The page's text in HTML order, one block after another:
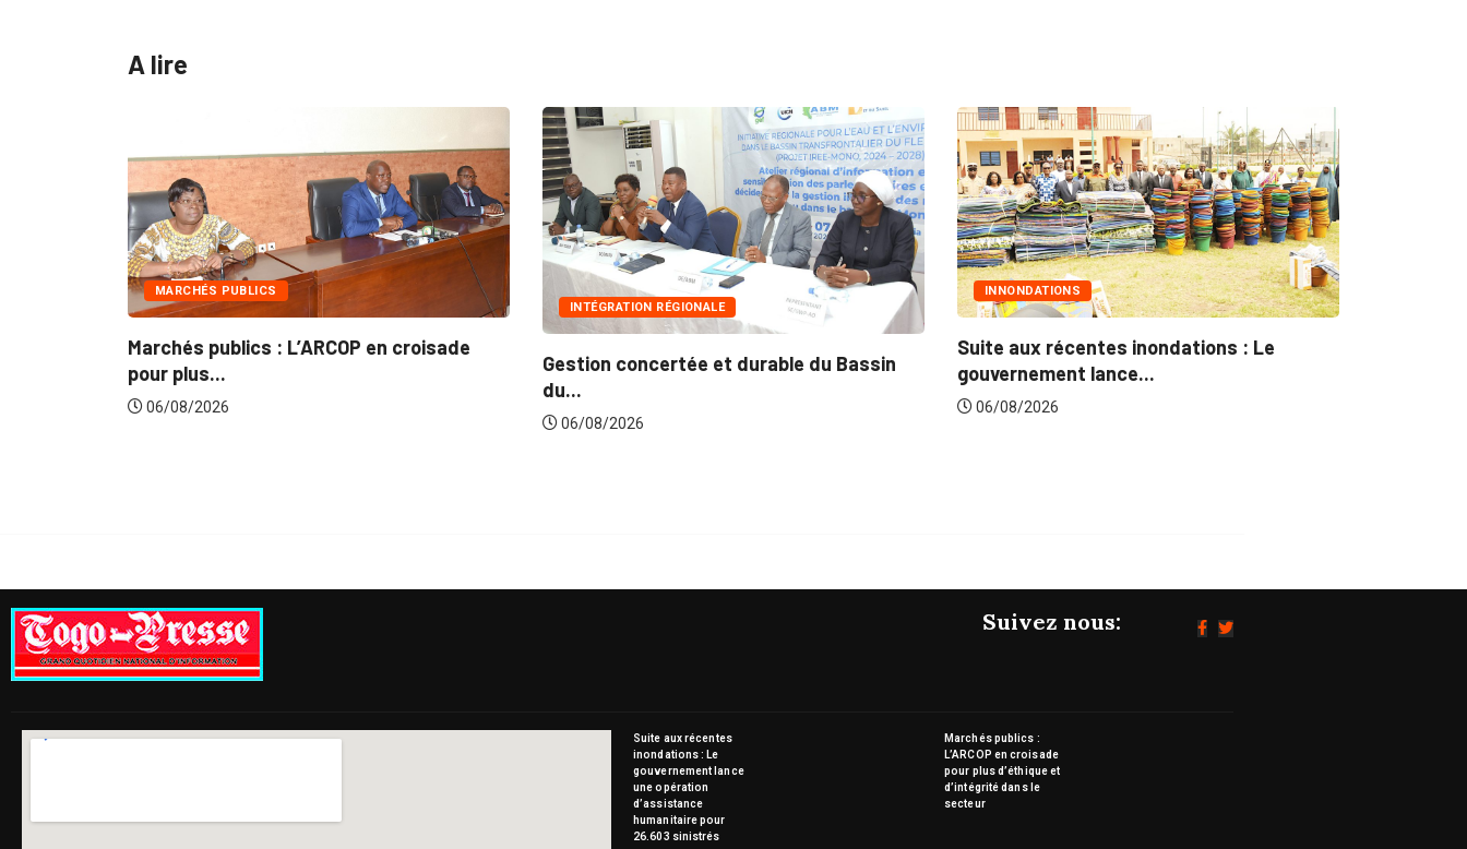
A lire
INTÉGRATION RÉGIONALE
Gestion concertée et durable du Bassin
du...
INNONDATIONS
gouvernement lance...
MARCHÉS PUBLICS
Marchés publics : L’ARCOP en croisade
pour plus...
06/08/2026
Suivez nous:
Suite aux récentes
inondations : Le
gouvernement lance
une opération
d’assistance
humanitaire pour
26.603 sinistrés
Marchés publics :
L’ARCOP en croisade
pour plus d’éthique et
d’intégrité dans le
secteur